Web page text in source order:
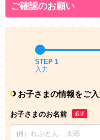
ご確認のお願い
STEP 1
入力
お子さまの情報をご
お子さまのお名前 必須